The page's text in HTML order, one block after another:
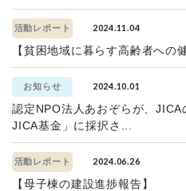
活動レポート 2024.11.04
【貧困地域に暮らす高齢者への
お知らせ 2024.10.01
認定NPO法人あおぞらが、
JICA基金」に採択さ...
活動レポート 2024.06.26
【母子棟の建設進捗報告】